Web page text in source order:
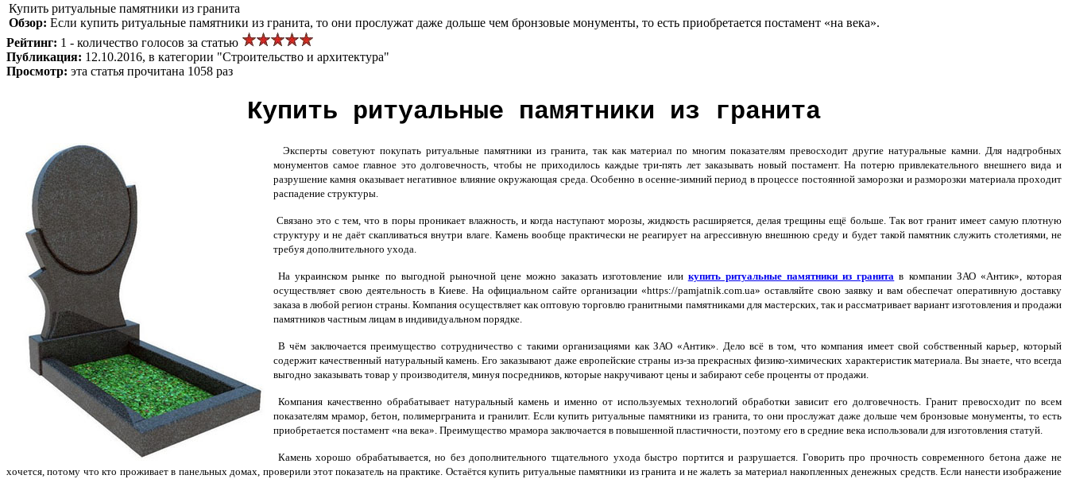
Купить ритуальные памятники из гранита
Обзор: Если купить ритуальные памятники из гранита, то они прослужат даже дольше чем бронзовые монументы, то есть приобретается постамент «на века».
Рейтинг: 1 - количество голосов за статью
Публикация: 12.10.2016, в категории "Строительство и архитектура"
Просмотр: эта статья прочитана 1058 раз
Купить ритуальные памятники из гранита
Эксперты советуют покупать ритуальные памятники из гранита, так как материал по многим показателям превосходит другие натуральные камни. Для надгробных
монументов самое главное это долговечность, чтобы не приходилось каждые три-пять лет заказывать новый постамент. На потерю привлекательного внешнего вида и
разрушение камня оказывает негативное влияние окружающая среда. Особенно в осенне-зимний период в процессе постоянной заморозки и разморозки материала проходит
распадение структуры.
Связано это с тем, что в поры проникает влажность, и когда наступают морозы, жидкость расширяется, делая трещины ещё больше. Так вот гранит имеет самую плотную
структуру и не даёт скапливаться внутри влаге. Камень вообще практически не реагирует на агрессивную внешнюю среду и будет такой памятник служить столетиями, не
требуя дополнительного ухода.
На украинском рынке по выгодной рыночной цене можно заказать изготовление или купить ритуальные памятники из гранита в компании ЗАО «Антик», которая
осуществляет свою деятельность в Киеве. На официальном сайте организации «https://pamjatnik.com.ua» оставляйте свою заявку и вам обеспечат оперативную доставку
заказа в любой регион страны. Компания осуществляет как оптовую торговлю гранитными памятниками для мастерских, так и рассматривает вариант изготовления и продажи
памятников частным лицам в индивидуальном порядке.
В чём заключается преимущество сотрудничество с такими организациями как ЗАО «Антик». Дело всё в том, что компания имеет свой собственный карьер, который
содержит качественный натуральный камень. Его заказывают даже европейские страны из-за прекрасных физико-химических характеристик материала. Вы знаете, что всегда
выгодно заказывать товар у производителя, минуя посредников, которые накручивают цены и забирают себе проценты от продажи.
Компания качественно обрабатывает натуральный камень и именно от используемых технологий обработки зависит его долговечность. Гранит превосходит по всем
показателям мрамор, бетон, полимергранита и гранилит. Если купить ритуальные памятники из гранита, то они прослужат даже дольше чем бронзовые монументы, то есть
приобретается постамент «на века». Преимущество мрамора заключается в повышенной пластичности, поэтому его в средние века использовали для изготовления статуй.
Камень хорошо обрабатывается, но без дополнительного тщательного ухода быстро портится и разрушается. Говорить про прочность современного бетона даже не
хочется, потому что кто проживает в панельных домах, проверили этот показатель на практике. Остаётся купить ритуальные памятники из гранита и не жалеть за материал накопленных денежных средств. Если нанести изображение